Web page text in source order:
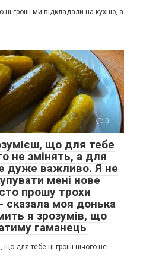
гроші ми відкладали на кухню, а
0
що для тебе
не змінять, а для
дуже важливо. Я не
мені нове
прошу трохи
моя донька
я зрозумів, що
гаманець
що для тебе ці гроші нічого не